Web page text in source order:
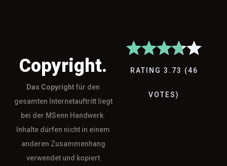
Copyright.
Das Copyrightfür den
gesamten Internetauftritt liegt
bei der MSenn Handwerk.
Inhalte dürfen nicht in einem
anderen Zusammenhang
verwendet und kopiert
RATING 3.73 (46
VOTES)